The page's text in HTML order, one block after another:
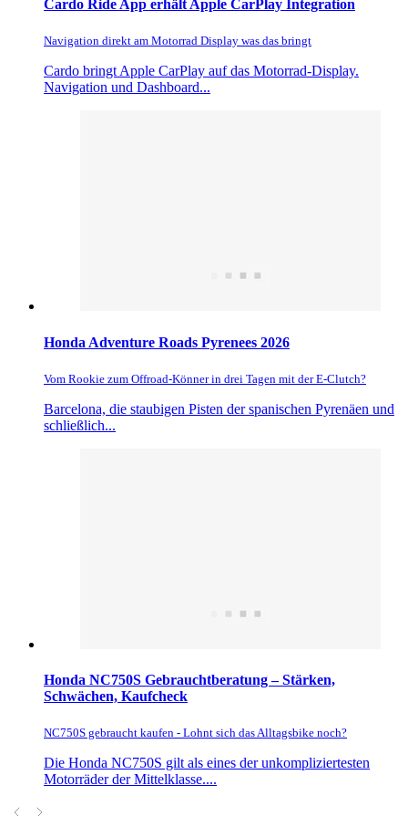
Cardo Ride App erhält Apple CarPlay Integration
Navigation direkt am Motorrad Display was das bringt
Cardo bringt Apple CarPlay auf das Motorrad-Display.
Navigation und Dashboard...
Honda Adventure Roads Pyrenees 2026
Vom Rookie zum Offroad-Könner in drei Tagen mit der E-Clutch?
Barcelona, die staubigen Pisten der spanischen Pyrenäen und
schließlich...
Honda NC750S Gebrauchtberatung – Stärken,
Schwächen, Kaufcheck
NC750S gebraucht kaufen - Lohnt sich das Alltagsbike noch?
Die Honda NC750S gilt als eines der unkompliziertesten
Motorräder der Mittelklasse....